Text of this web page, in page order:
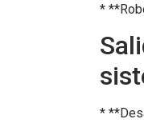
*
*